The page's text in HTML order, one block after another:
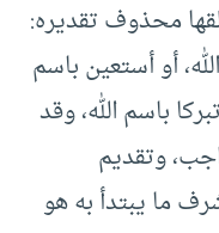
محذوف تقديره:
أو أستعين باسم
باسم الله، وقد
وتقديم
ما يبتدأ به هو